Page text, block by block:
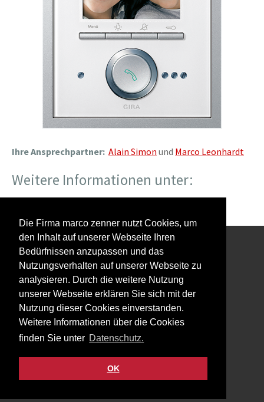
Die Firma marco zenner nutzt Cookies, um
den Inhalt auf unserer Webseite Ihren
Bedürfnissen anzupassen und das
Nutzungsverhalten auf unserer Webseite zu
analysieren. Durch die weitere Nutzung
unserer Webseite erklären Sie sich mit der
Nutzung dieser Cookies einverstanden.
Weitere Informationen über die Cookies
finden Sie unter Datenschutz.
OK
Ihre Ansprechpartner: Alain Simon und Marco Leonhardt
Weitere Informationen unter:
Interessiert an unserem Newsletter?
Impressum
Datenschutz
Kontakt
Facebook